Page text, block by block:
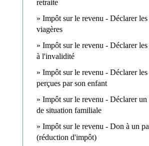
retraite
Impôt sur le revenu - Déclarer les
viagères
Impôt sur le revenu - Déclarer les
à l'invalidité
Impôt sur le revenu - Déclarer les
perçues par son enfant
Impôt sur le revenu - Déclarer un
de situation familiale
Impôt sur le revenu - Don à un
(réduction d'impôt)